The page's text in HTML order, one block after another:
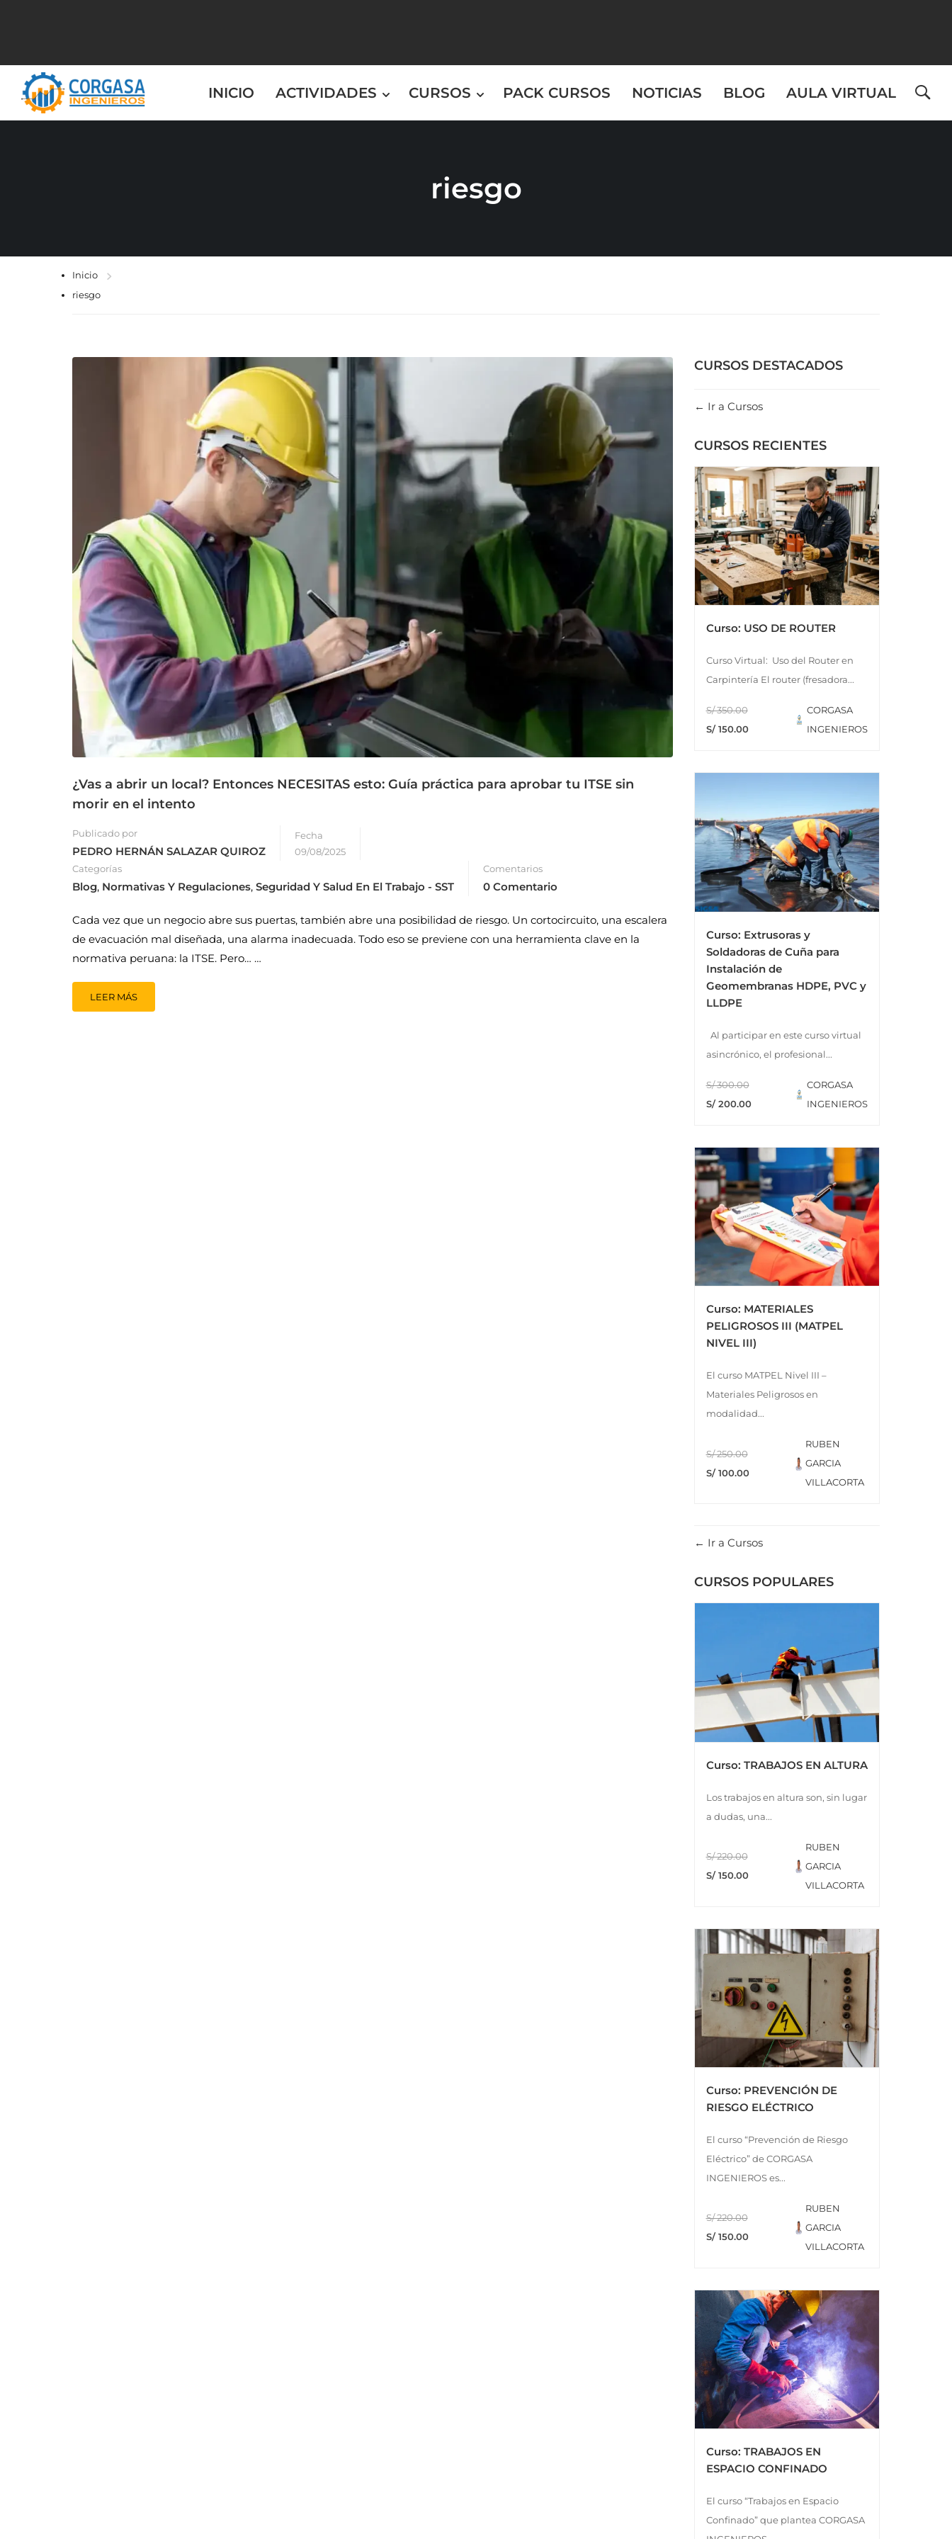
INICIO ACTIVIDADES CURSOS PACK CURSOS NOTICIAS BLOG AULA VIRTUAL
riesgo
Inicio
riesgo
¿Vas a abrir un local? Entonces NECESITAS esto: Guía práctica para aprobar tu ITSE sin
morir en el intento
Publicado por
PEDRO HERNÁN SALAZAR QUIROZ
Fecha
09/08/2025
Categorías
Blog, Normativas Y Regulaciones, Seguridad Y Salud En El Trabajo - SST
Comentarios
0 Comentario
Cada vez que un negocio abre sus puertas, también abre una posibilidad de riesgo. Un cortocircuito, una escalera
de evacuación mal diseñada, una alarma inadecuada. Todo eso se previene con una herramienta clave en la
normativa peruana: la ITSE. Pero… …
LEER MÁS
CURSOS DESTACADOS
Ir a Cursos
CURSOS RECIENTES
Curso: USO DE ROUTER
Curso Virtual: Uso del Router en
Carpintería El router (fresadora...
S/ 350.00
S/ 150.00
CORGASA
INGENIEROS
Curso: Extrusoras y
Soldadoras de Cuña para
Instalación de
Geomembranas HDPE, PVC y
LLDPE
Al participar en este curso virtual
asincrónico, el profesional...
S/ 300.00
S/ 200.00
CORGASA
INGENIEROS
Curso: MATERIALES
PELIGROSOS III (MATPEL
NIVEL III)
El curso MATPEL Nivel III –
Materiales Peligrosos en
modalidad...
S/ 250.00
S/ 100.00
RUBEN
GARCIA
VILLACORTA
Ir a Cursos
CURSOS POPULARES
Curso: TRABAJOS EN ALTURA
Los trabajos en altura son, sin lugar
a dudas, una...
S/ 220.00
S/ 150.00
RUBEN
GARCIA
VILLACORTA
Curso: PREVENCIÓN DE
RIESGO ELÉCTRICO
El curso “Prevención de Riesgo
Eléctrico” de CORGASA
INGENIEROS es...
S/ 220.00
S/ 150.00
RUBEN
GARCIA
VILLACORTA
Curso: TRABAJOS EN
ESPACIO CONFINADO
El curso “Trabajos en Espacio
Confinado” que plantea CORGASA